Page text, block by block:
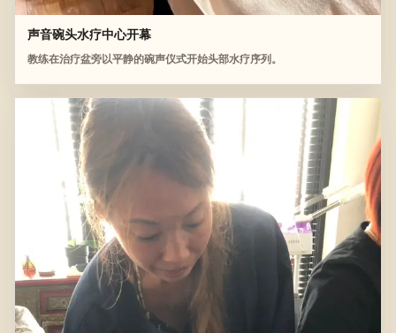
声音碗头水疗中心开幕
教练在治疗盆旁以平静的碗声仪式开始头部水疗序列。